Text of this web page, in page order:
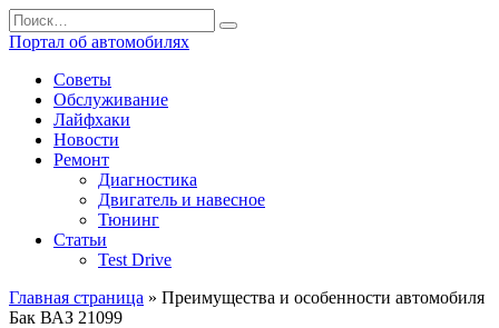
Перейти
к
содержанию
Search
for:
Портал об автомобилях
Советы
Обслуживание
Лайфхаки
Новости
Ремонт
Диагностика
Двигатель и навесное
Тюнинг
Статьи
Test Drive
Главная страница » Преимущества и особенности автомобиля
Бак ВАЗ 21099